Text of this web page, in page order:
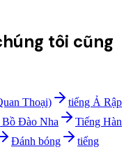
tôi cũng
Thoại)
tiếng Ả Rập
Bồ Đào Nha
Tiếng Hàn
Đánh bóng
tiếng